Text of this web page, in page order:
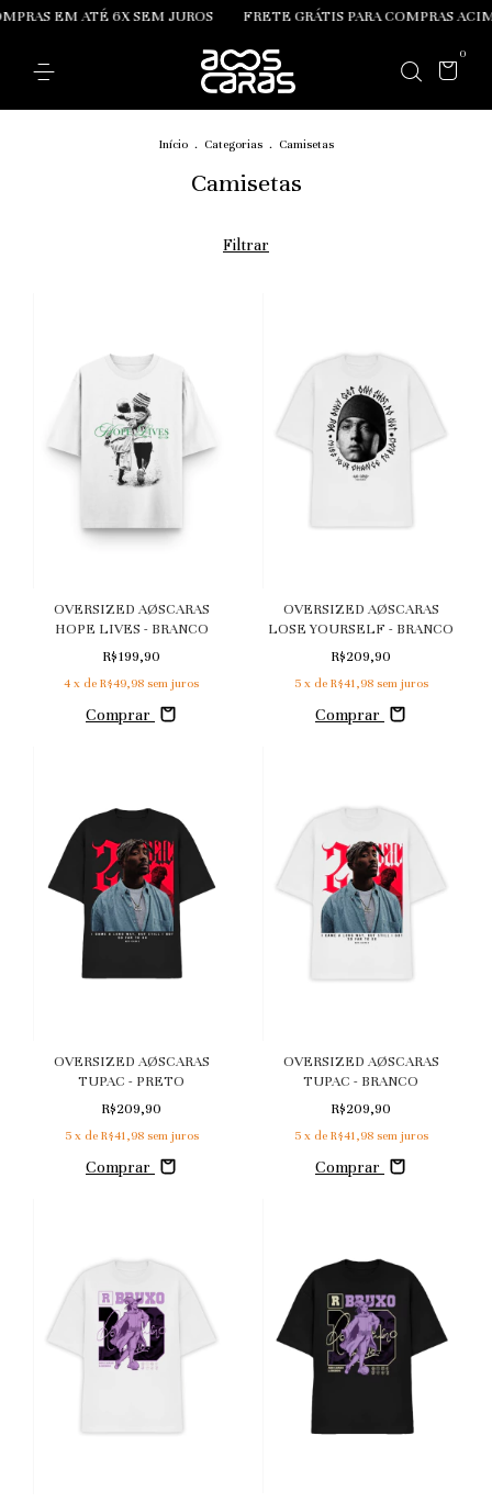
EM ATÉ 6X SEM JUROS FRETE GRÁTIS PARA COMPRAS
0
Início . Categorias . Camisetas
Camisetas
Filtrar
OVERSIZED AØSCARAS
HOPE LIVES - BRANCO
R$199,90
4 x de R$49,98 sem juros
Comprar
OVERSIZED AØSCARAS
LOSE YOURSELF - BRANCO
R$209,90
5 x de R$41,98 sem juros
Comprar
OVERSIZED AØSCARAS
TUPAC - PRETO
R$209,90
5 x de R$41,98 sem juros
Comprar
OVERSIZED AØSCARAS
TUPAC - BRANCO
R$209,90
5 x de R$41,98 sem juros
Comprar